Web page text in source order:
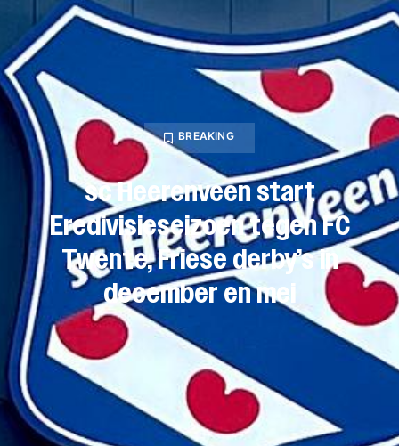
BREAKING
sc Heerenveen start
Eredivisieseizoen tegen FC
Twente, Friese derby’s in
december en mei